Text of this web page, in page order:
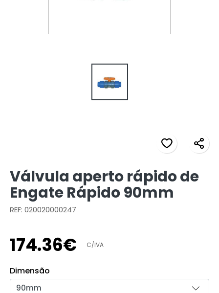
Válvula aperto rápido de
Engate Rápido 90mm
REF: 020020000247
174.36€ C/IVA
Dimensão